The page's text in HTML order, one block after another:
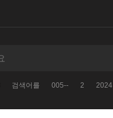
검색어를 005-- 2 2024